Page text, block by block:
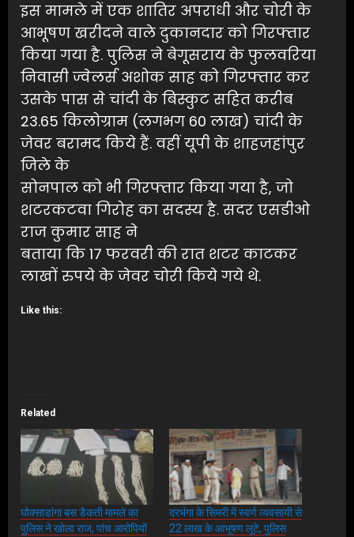
इस मामले में एक शातिर अपराधी और चोरी के
आभूषण खरीदने वाले दुकानदार को गिरफ्तार
किया गया है. पुलिस ने बेगूसराय के फुलवरिया
निवासी ज्वेलर्स अशोक साह को गिरफ्तार कर
उसके पास से चांदी के बिस्कुट सहित करीब
23.65 किलोग्राम (लगभग 60 लाख) चांदी के
जेवर बरामद किये हैं. वहीं यूपी के शाहजहांपुर
जिले के
सोनपाल को भी गिरफ्तार किया गया है, जो
शटरकटवा गिरोह का सदस्य है. सदर एसडीओ
राज कुमार साह ने
बताया कि 17 फरवरी की रात शटर काटकर
लाखों रुपये के जेवर चोरी किये गये थे.
Like this:
Related
घोक्साडांगा बस डैकती मामले का
पुलिस ने खोला राज, पांच आरोपियों
दरभंगा के सिमरी में स्वर्ण व्यवसायी से
22 लाख के आभूषण लूटे, पुलिस